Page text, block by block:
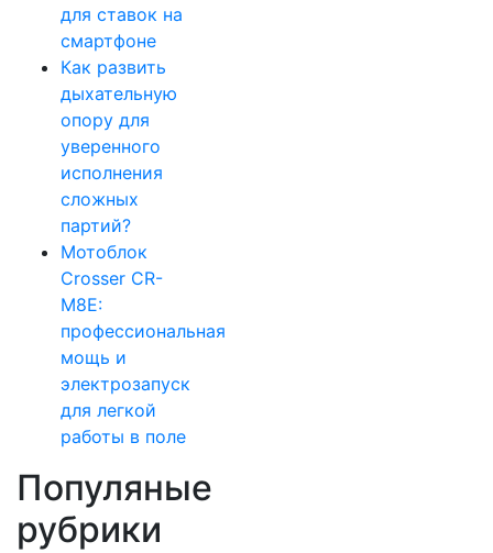
для ставок на
смартфоне
Как развить
дыхательную
опору для
уверенного
исполнения
сложных
партий?
Мотоблок
Crosser CR-
M8E:
профессиональная
мощь и
электрозапуск
для легкой
работы в поле
Популяные
рубрики